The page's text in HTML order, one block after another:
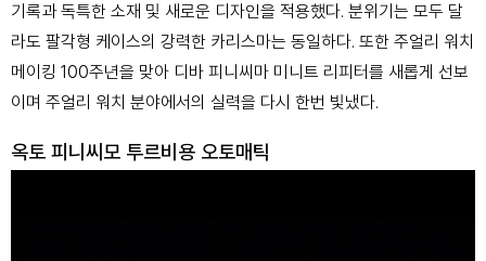
기록과 독특한 소재 및 새로운 디자인을 적용했다. 분위기는 모두 달
라도 팔각형 케이스의 강력한 카리스마는 동일하다. 또한 주얼리 워치
메이킹 100주년을 맞아 디바 피니씨마 미니트 리피터를 새롭게 선보
이며 주얼리 워치 분야에서의 실력을 다시 한번 빛냈다.
옥토 피니씨모 투르비용 오토매틱